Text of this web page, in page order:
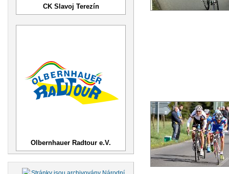
CK Slavoj Terezín
Olbernhauer Radtour e.V.